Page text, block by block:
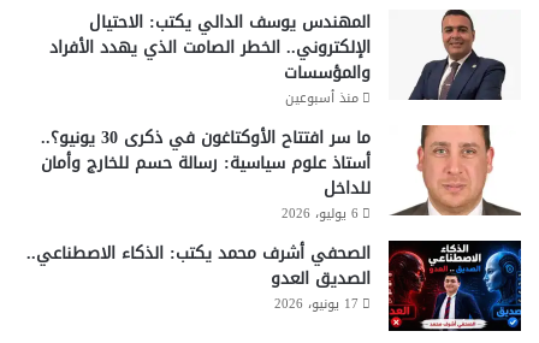
المهندس يوسف الدالي يكتب: الاحتيال
الإلكتروني.. الخطر الصامت الذي يهدد الأفراد
والمؤسسات
منذ أسبوعين
ما سر افتتاح الأوكتاغون في ذكرى 30 يونيو؟..
أستاذ علوم سياسية: رسالة حسم للخارج وأمان
للداخل
6 يوليو، 2026
الصحفي أشرف محمد يكتب: الذكاء الاصطناعي..
الصديق العدو
17 يونيو، 2026